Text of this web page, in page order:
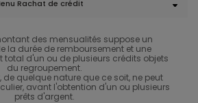
Rachat de crédit
des mensualités suppose un
la durée de remboursement et une
d'un ou de plusieurs crédits objets
du regroupement.
de quelque nature que ce soit, ne peut
avant l'obtention d'un ou plusieurs
prêts d'argent.